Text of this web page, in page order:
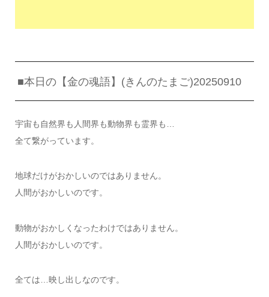
■本日の【金の魂語】(きんのたまご)20250910
宇宙も自然界も人間界も動物界も霊界も…
全て繋がっています。
地球だけがおかしいのではありません。
人間がおかしいのです。
動物がおかしくなったわけではありません。
人間がおかしいのです。
全ては…映し出しなのです。